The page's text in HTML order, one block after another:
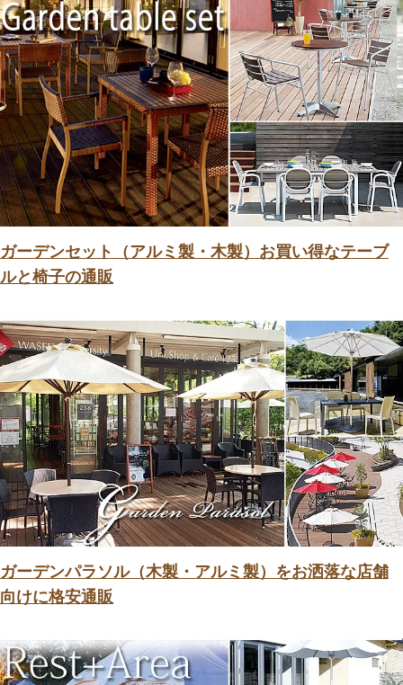
ガーデンセット（アルミ製・木製）お買い得なテーブ
ルと椅子の通販
ガーデンパラソル（木製・アルミ製）をお洒落な店舗
向けに格安通販